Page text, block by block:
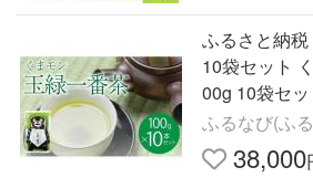
ふるさと納
10袋セット
00g 10袋セ
ふるなび(ふ
38,000